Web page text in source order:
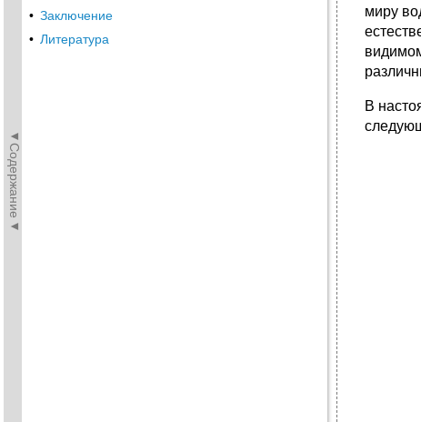
◄Содержание◄
• Заключение
• Литература
миру
В